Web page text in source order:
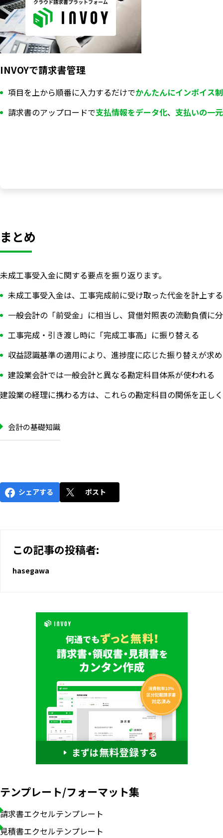
INVOYで請求書管理
項目を上から順番に入力するだけでかんたんにインボイス
請求書のアップロードで支払情報をデータ化、 支払いの一
まとめ
未成工事受入金に関する要点を振り返ります。
未成工事受入金は、工事完成前に受け取った代金を計上す
一般会計の「前受金」に相当し、貸借対照表の流動負債に
工事完成・引き渡し時に「完成工事高」に振り替える
収益認識基準の適用により、進捗度に応じた振り替えが求
建設業会計では一般会計と異なる勘定科目体系が使われる
建設業の経理に携わる方は、これらの勘定科目の関係を正し
会計の基礎知識
シェアする ポスト
この記事の投稿者:
hasegawa
テンプレート/フォーマット集
請求書エクセルテンプレート
見積書エクセルテンプレート